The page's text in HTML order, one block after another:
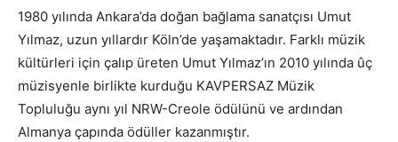
1980 yılında Ankara’da doğan bağlama sanatçısı Umut
Yılmaz, uzun yıllardır Köln’de yaşamaktadır. Farklı müzik
kültürleri için çalıp üreten Umut Yılmaz’ın 2010 yılında ûç
müzisyenle birlikte kurduğu KAVPERSAZ Müzik
Topluluğu aynı yıl NRW-Creole ödülünü ve ardından
Almanya çapında ödüller kazanmıştır.